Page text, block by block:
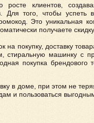
росте клиентов,
того, чтобы успеть
Это уникальная
получаете скидку.
на покупку, доставку
стиральную машинку с
покупка
в доме, при этом не
и пользоваться